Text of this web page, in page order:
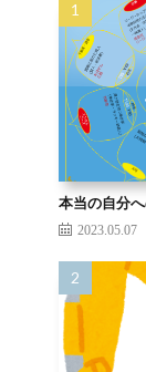
本当の自分
2023.05.07